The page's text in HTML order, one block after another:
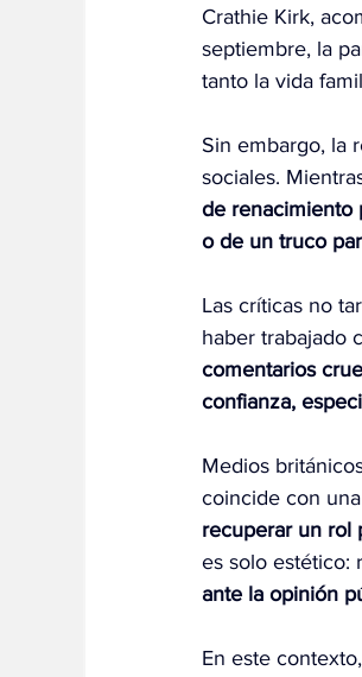
Crathie Kirk,
septiembre, la
tanto la vida
Sin embargo, la
sociales.
de renacimiento
o de un truco
Las críticas no
haber trabajado
comentarios
confianza,
Medios
coincide con
recuperar un rol
es solo estético:
ante la opinión
En este